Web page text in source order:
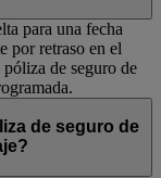
para una fecha
por retraso en el
de seguro de
de seguro de